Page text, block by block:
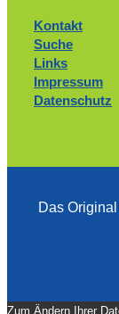
Kontakt
Suche
Links
Impressum
Datenschutz
Das
Zum Ändern Ihrer